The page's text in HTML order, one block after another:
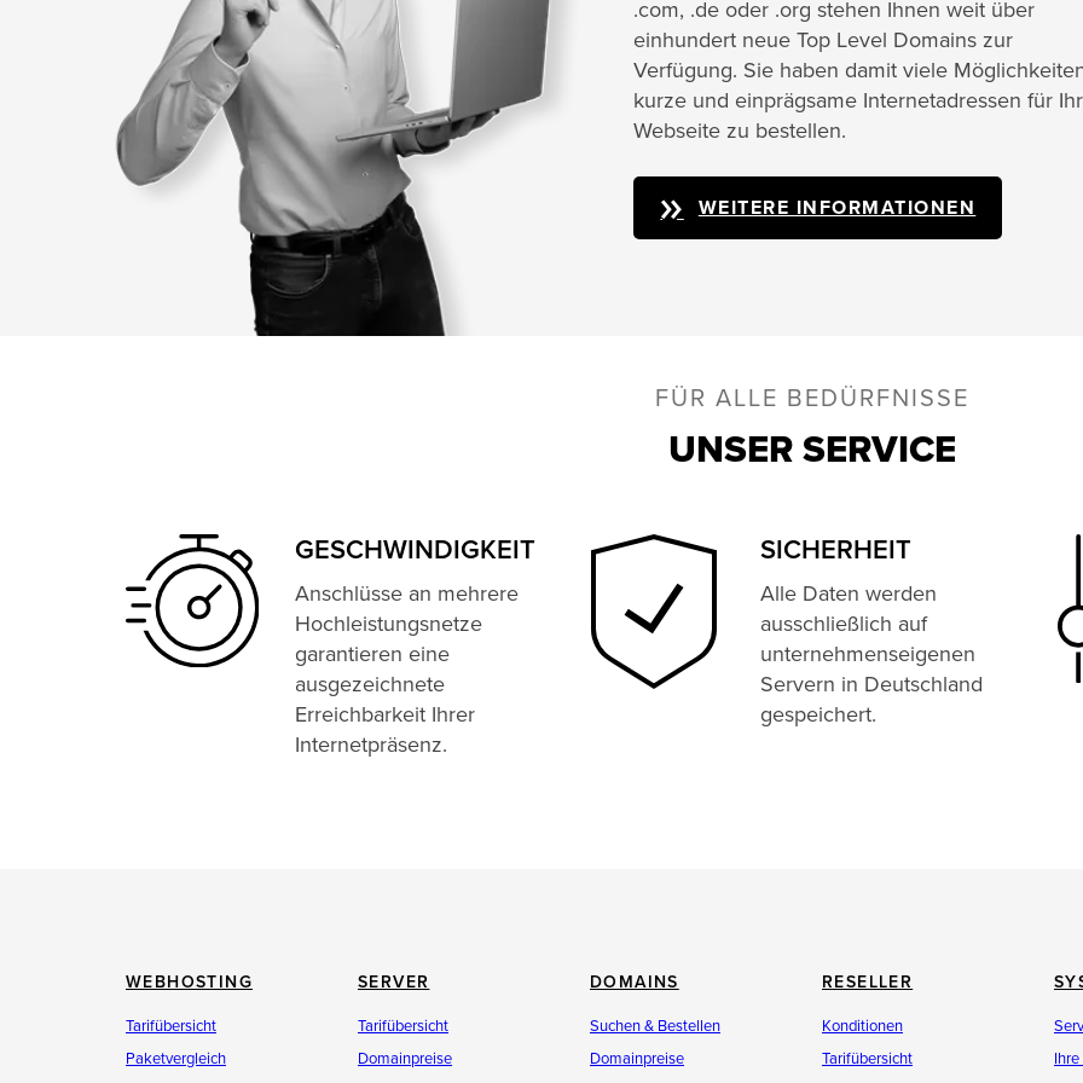
.com, .de oder .org stehen Ihnen weit über
einhundert neue Top Level Domains zur
Verfügung. Sie haben damit viele
kurze und einprägsame Internetadressen für
Webseite zu bestellen.
WEITERE INFORMATIONEN
FÜR ALLE BEDÜRFNISSE
UNSER SERVICE
GESCHWINDIG­KEIT
Anschlüsse an mehrere
Hochleistungsnetze
garantieren eine
ausgezeichnete
Erreichbarkeit Ihrer
Internetpräsenz.
SICHERHEIT
Alle Daten werden
ausschließlich auf
unternehmenseigenen
Servern in Deutschland
gespeichert.
WEBHOSTING
Tarifübersicht
Paketvergleich
SERVER
Tarifübersicht
Domainpreise
DOMAINS
Suchen & Bestellen
Domainpreise
RESELLER
Konditionen
Tarifübersicht